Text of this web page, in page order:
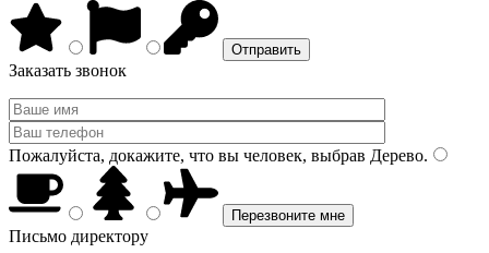
Заказать звонок
Пожалуйста, докажите, что вы человек, выбрав Дерево.
Письмо директору